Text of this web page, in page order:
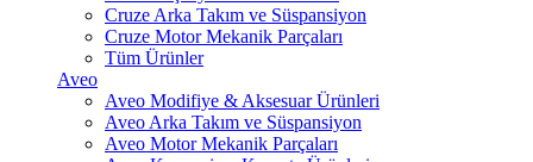
Cruze Arka Takım ve Süspansiyon
Cruze Motor Mekanik Parçaları
Tüm Ürünler
Aveo
Aveo Modifiye & Aksesuar Ürünleri
Aveo Arka Takım ve Süspansiyon
Aveo Motor Mekanik Parçaları